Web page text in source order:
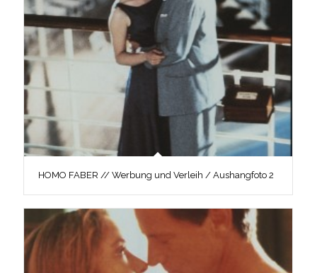
HOMO FABER // Werbung und Verleih / Aushangfoto 2